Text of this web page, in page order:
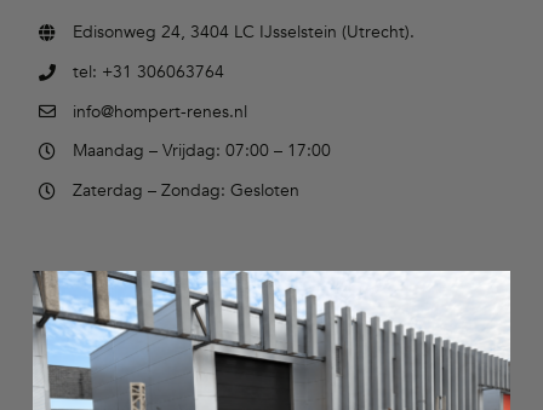
Edisonweg 24, 3404 LC IJsselstein (Utrecht).
tel: +31 306063764
info@hompert-renes.nl
Maandag – Vrijdag: 07:00 – 17:00
Zaterdag – Zondag: Gesloten